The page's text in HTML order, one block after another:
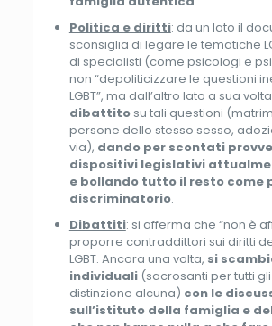
Politica e diritti: da un lato il
sconsiglia di legare le tematiche
di specialisti (come psicologi e
non “depoliticizzare le questioni
LGBT”, ma dall’altro lato a sua volta
dibattitosu tali questioni
persone dello stesso sesso,
via), dando per scontati
dispositivi legislativi
e bollando tutto il resto come
discriminatorio.
Dibattiti: si afferma che “non è
proporre contraddittori sui diritti
LGBT. Ancora una volta, si
individuali(sacrosanti per tutti
distinzione alcuna) con le
sull’istituto della famiglia e